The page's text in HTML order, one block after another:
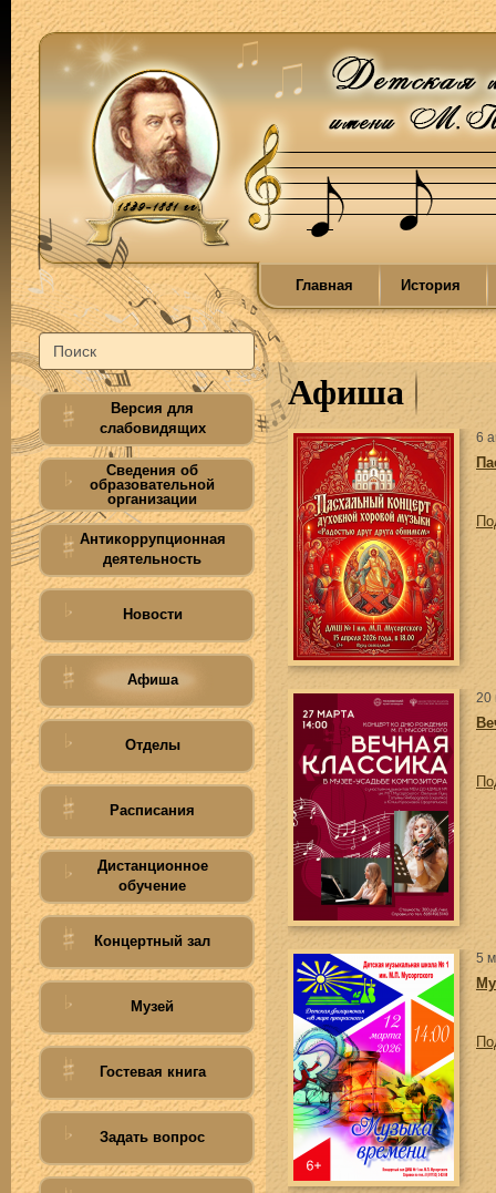
Главная История
Версия для
слабовидящих
Сведения об
образовательной
организации
Антикоррупционная
деятельность
Новости
Афиша
Отделы
Расписания
Дистанционное
обучение
Концертный зал
Музей
Гостевая книга
Задать вопрос
Афиша
6
20
5